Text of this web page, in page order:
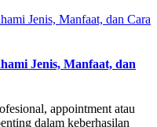
Jenis, Manfaat, dan
appointment atau
dalam keberhasilan